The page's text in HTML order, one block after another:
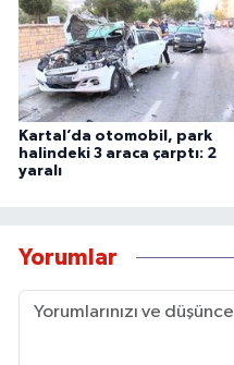
Kartal’da otomobil, park
halindeki 3 araca çarptı: 2
yaralı
Yorumlar